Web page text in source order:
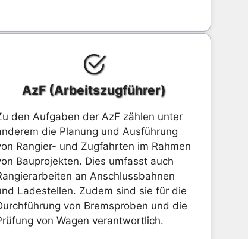
AzF (Arbeitszugführer)
den Aufgaben der AzF zählen unter
die Planung und Ausführung
Rangier- und Zugfahrten im Rahmen
Bauprojekten. Dies umfasst auch
an Anschlussbahnen
Ladestellen. Zudem sind sie für die
von Bremsproben und die
von Wagen verantwortlich.